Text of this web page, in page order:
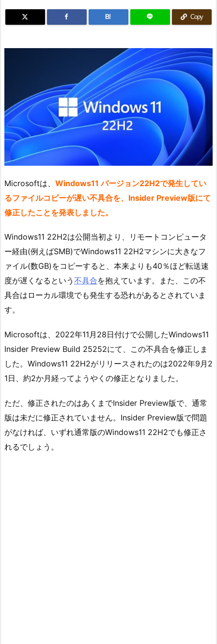
B! Copy
Microsoftは、 Windows11 バージョン22H2で発生してい
るファイルコピーが遅い不具合を、Insider Preview版にて
修正したことを発表しました。
Windows11 22H2は公開当初より、リモートコンピュータ
ー経由(例えばSMB)でWindows11 22H2マシンに大きなフ
ァイル(数GB)をコピーすると、本来よりも40％ほど転送速
度が遅くなるという 不具合を抱えています。また、この不
具合はローカル環境でも発生する恐れがあるとされていま
す。
Microsoftは、2022年11月28日付けで公開したWindows11
Insider Preview Build 25252にて、この不具合を修正しま
した。Windows11 22H2がリリースされたのは2022年9月2
1日、約2か月経ってようやくの修正となりました。
ただ、修正されたのはあくまでInsider Preview版で、通常
版は未だに修正されていません。Insider Preview版で問題
がなければ、いずれ通常版のWindows11 22H2でも修正さ
れるでしょう。